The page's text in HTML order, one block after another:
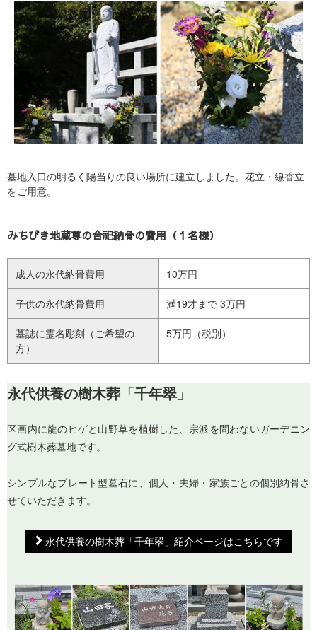
墓地入口の明るく陽当りの良い場所に建立しました。花立・線香立
をご用意。
みちびき地蔵尊の合祀納骨の費用（１名様）
成人の永代納骨費用 10万円
子供の永代納骨費用 満19才まで 3万円
墓誌に霊名彫刻（ご希望の
方）
5万円（税別）
永代供養の樹木葬「千年翠」
区画内に龍のヒゲと山野草を植樹した、宗派を問わないガーデニン
グ式樹木葬墓地です。
シンプルなプレート型墓石に、個人・夫婦・家族ごとの個別納骨さ
せていただきます。
永代供養の樹木葬「千年翠」紹介ページはこちらです